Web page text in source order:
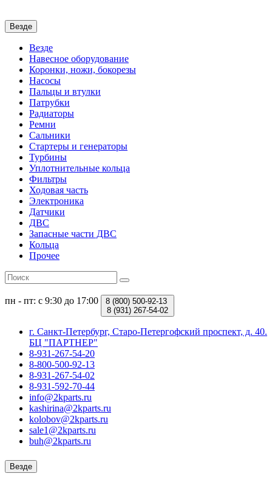
Везде
Везде
Навесное оборудование
Коронки, ножи, бокорезы
Насосы
Пальцы и втулки
Патрубки
Радиаторы
Ремни
Сальники
Стартеры и генераторы
Турбины
Уплотнительные кольца
Фильтры
Ходовая часть
Электроника
Датчики
ДВС
Запасные части ДВС
Кольца
Прочее
пн - пт: с 9:30 до 17:00 8 (800) 500-92-13
8 (931) 267-54-02
г. Санкт-Петербург, Старо-Петергофский проспект, д. 40.
БЦ "ПАРТНЕР"
8-931-267-54-20
8-800-500-92-13
8-931-267-54-02
8-931-592-70-44
info@2kparts.ru
kashirina@2kparts.ru
kolobov@2kparts.ru
sale1@2kparts.ru
buh@2kparts.ru
Везде